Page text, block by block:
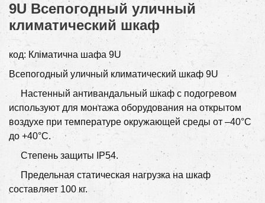
9U Всепогодный уличный
климатический шкаф
код: Кліматична шафа 9U
Всепогодный уличный климатический шкаф 9U
Настенный антивандальный шкаф с подогревом
используют для монтажа оборудования на открытом
воздухе при температуре окружающей среды от –40°С
до +40°С.
Степень защиты IP54.
Предельная статическая нагрузка на шкаф
составляет 100 кг.